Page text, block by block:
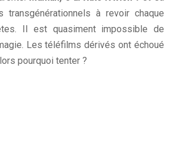
à revoir chaque
Il est quasiment impossible de
Les téléfilms dérivés ont échoué
pourquoi tenter ?